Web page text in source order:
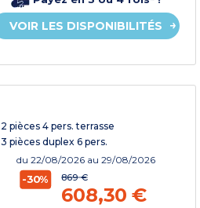
VOIR LES DISPONIBILITÉS
2 pièces 4 pers. terrasse
3 pièces duplex 6 pers.
du22/08/2026 au 29/08/2026
-30% 869 €
608,30 €